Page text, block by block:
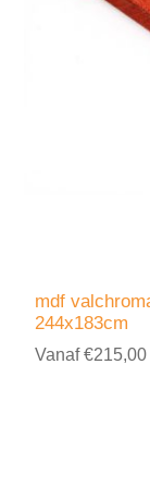
mdf
244x183cm
Vanaf